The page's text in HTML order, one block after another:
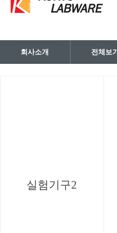
회사소개 전체보기
실험기구2